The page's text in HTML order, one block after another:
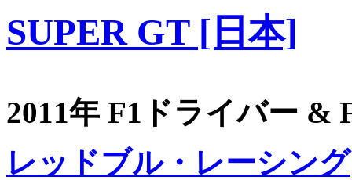
SUPER GT [日本]
2011年 F1ドライバー &
レッドブル・レーシング